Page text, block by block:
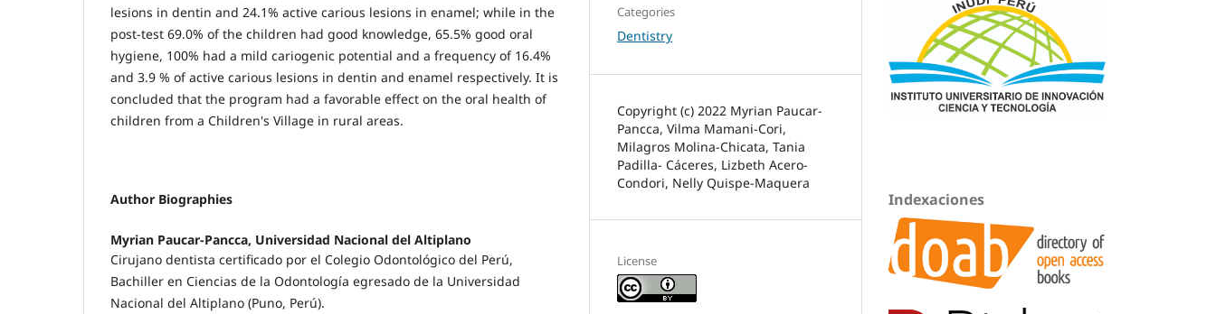
lesions in dentin and 24.1% active carious lesions in enamel; while in the
post-test 69.0% of the children had good knowledge, 65.5% good oral
hygiene, 100% had a mild cariogenic potential and a frequency of 16.4%
and 3.9 % of active carious lesions in dentin and enamel respectively. It is
concluded that the program had a favorable effect on the oral health of
children from a Children's Village in rural areas.
Author Biographies
Myrian Paucar-Pancca, Universidad Nacional del Altiplano
Cirujano dentista certificado por el Colegio Odontológico del Perú,
Bachiller en Ciencias de la Odontología egresado de la Universidad
Nacional del Altiplano (Puno, Perú).
Categories
Dentistry
Copyright (c) 2022 Myrian Paucar-
Pancca, Vilma Mamani-Cori,
Milagros Molina-Chicata, Tania
Padilla- Cáceres, Lizbeth Acero-
Condori, Nelly Quispe-Maquera
License
Indexaciones